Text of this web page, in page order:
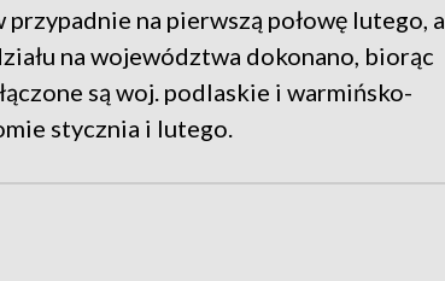
na pierwszą połowę lutego, a
na województwa dokonano, biorąc
są woj. podlaskie i warmińsko-
stycznia i lutego.